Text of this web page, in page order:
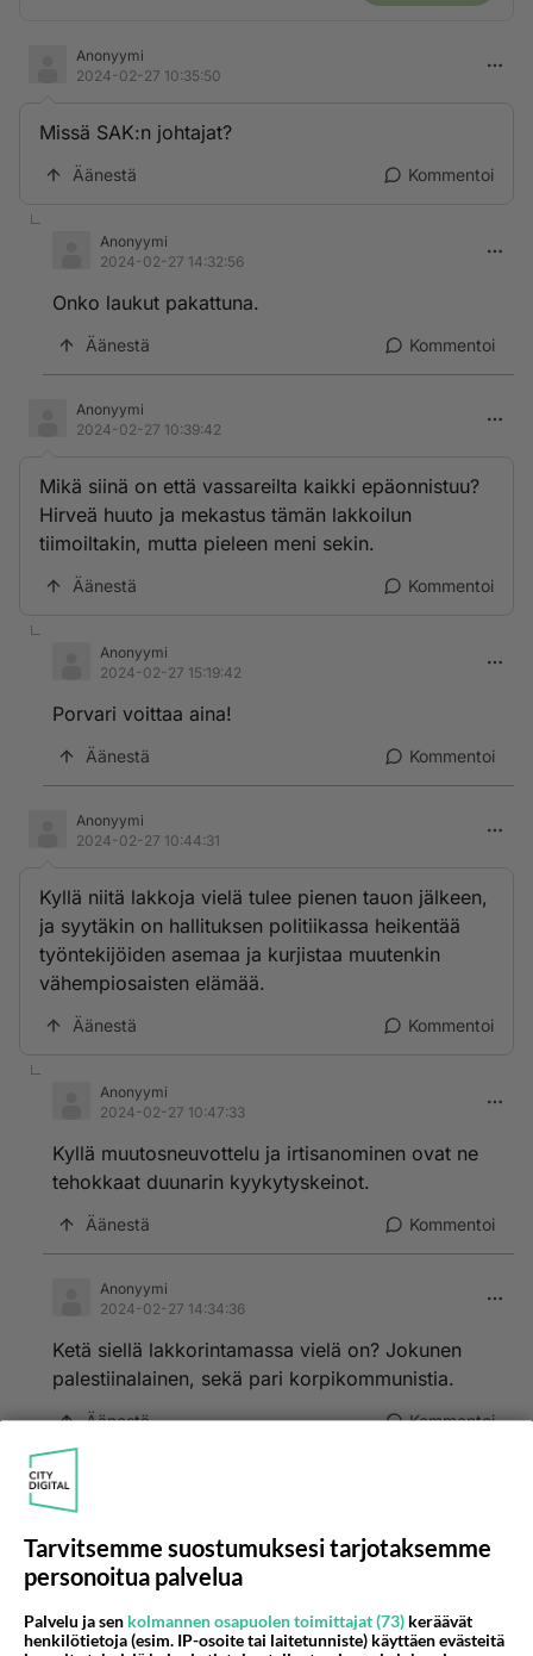
Anonyymi
2024-02-27 10:35:50
Missä SAK:n johtajat?
Äänestä Kommentoi
Anonyymi
2024-02-27 14:32:56
Onko laukut pakattuna.
Äänestä Kommentoi
Anonyymi
2024-02-27 10:39:42
Mikä siinä on että vassareilta kaikki epäonnistuu?
Hirveä huuto ja mekastus tämän lakkoilun
tiimoiltakin, mutta pieleen meni sekin.
Äänestä Kommentoi
Anonyymi
2024-02-27 15:19:42
Porvari voittaa aina!
Äänestä Kommentoi
Anonyymi
2024-02-27 10:44:31
Kyllä niitä lakkoja vielä tulee pienen tauon jälkeen,
ja syytäkin on hallituksen politiikassa heikentää
työntekijöiden asemaa ja kurjistaa muutenkin
vähempiosaisten elämää.
Äänestä Kommentoi
Anonyymi
2024-02-27 10:47:33
Kyllä muutosneuvottelu ja irtisanominen ovat ne
tehokkaat duunarin kyykytyskeinot.
Äänestä Kommentoi
Anonyymi
2024-02-27 14:34:36
Ketä siellä lakkorintamassa vielä on? Jokunen
palestiinalainen, sekä pari korpikommunistia.
Äänestä Kommentoi
Ketjusta on poistettu
Takaisin ylös
Tarvitsemme suostumuksesi tarjotaksemme
personoitua palvelua
Palvelu ja sen kolmannen osapuolen toimittajat (73) keräävät
henkilötietoja (esim. IP-osoite tai laitetunniste) käyttäen evästeitä